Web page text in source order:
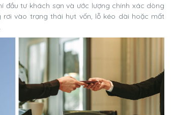
đầu tư khách sạn và ước lượng chính xác dòng
vào trạng thái hụt vốn, lỗ kéo dài hoặc mất